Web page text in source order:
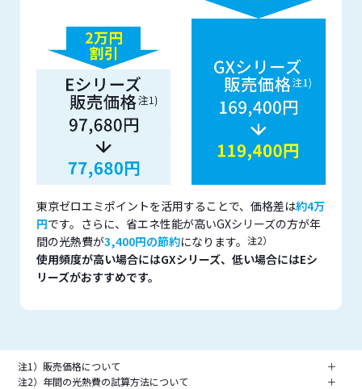
東京ゼロエミポイントを活用することで、価格差は約4万
円です。​ さらに、省エネ性能が高いGXシリーズの方が年
間の光熱費が3,400円の節約になります。​ 注2）
使用頻度が高い場合にはGXシリーズ、低い場合にはEシ
リーズがおすすめです。
注1）販売価格について
＋
注2）年間の光熱費の試算方法について
＋